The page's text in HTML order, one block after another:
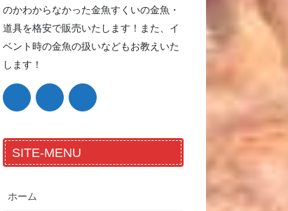
のかわからなかった金魚すくいの金魚・
道具を格安で販売いたします！また、イ
ベント時の金魚の扱いなどもお教えいた
します！
SITE-MENU
ホーム